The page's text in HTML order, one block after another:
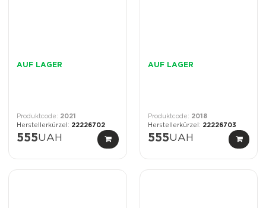
AUF LAGER
2021
22226702
555UAH
AUF LAGER
2018
22226703
555UAH